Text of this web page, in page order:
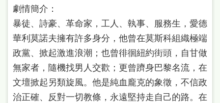
劇情簡介：
暴徒、詩豪、革命家，工人、執事、服務生，愛德
華利莫諾夫擁有許多身分，他曾在莫斯科組織極端
政黨、掀起激進浪潮；也曾徘徊紐約街頭，自甘做
無家者，隨機找男人交歡；更曾躋身巴黎名流，在
文壇掀起另類旋風。他是純血龐克的象徵，不信政
治正確、反對一切教條，永遠堅持走自己的路。在